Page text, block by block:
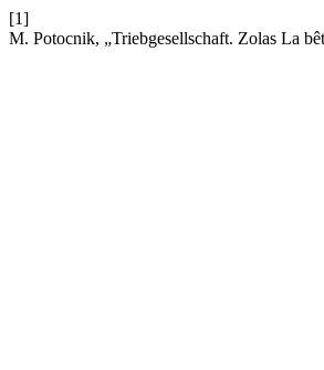
[1]
M. Potocnik, „Triebgesellschaft. Zolas La